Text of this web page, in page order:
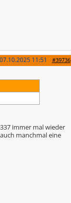
#39736
07.10.2025 11:51
immer mal wieder
manchmal eine